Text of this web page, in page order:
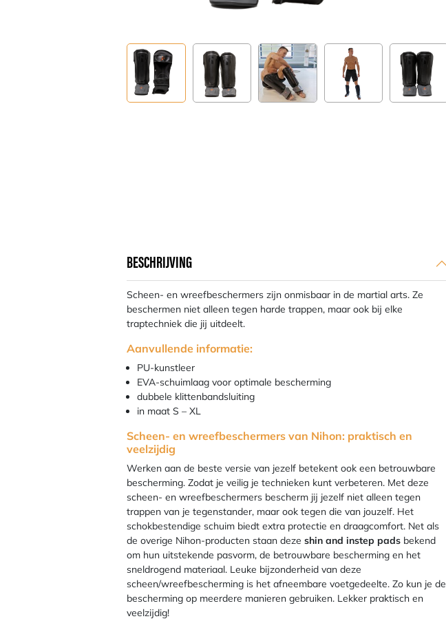
BESCHRIJVING
Scheen- en wreefbeschermers zijn onmisbaar in de martial arts. Ze
beschermen niet alleen tegen harde trappen, maar ook bij elke
traptechniek die jij uitdeelt.
Aanvullende informatie:
PU-kunstleer
EVA-schuimlaag voor optimale bescherming
dubbele klittenbandsluiting
in maat S – XL
Scheen- en wreefbeschermers van Nihon: praktisch en
veelzijdig
Werken aan de beste versie van jezelf betekent ook een betrouwbare
bescherming. Zodat je veilig je technieken kunt verbeteren. Met deze
scheen- en wreefbeschermers bescherm jij jezelf niet alleen tegen
trappen van je tegenstander, maar ook tegen die van jouzelf. Het
schokbestendige schuim biedt extra protectie en draagcomfort. Net als
de overige Nihon-producten staan deze shin and instep pads bekend
om hun uitstekende pasvorm, de betrouwbare bescherming en het
sneldrogend materiaal. Leuke bijzonderheid van deze
scheen/wreefbescherming is het afneembare voetgedeelte. Zo kun je de
bescherming op meerdere manieren gebruiken. Lekker praktisch en
veelzijdig!